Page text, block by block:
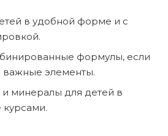
в удобной форме и с
формулы, если
важные элементы.
минералы для детей в